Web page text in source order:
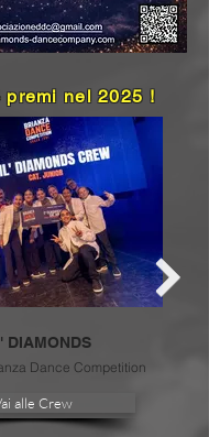
premi nel 2025 !
DIAMONDS
Dance Competition
alle Crew